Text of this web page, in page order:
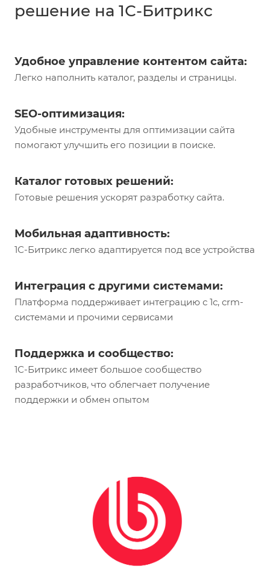
решение на 1С-Битрикс
Удобное управление контентом сайта:
Легко наполнить каталог, разделы и страницы.
SEO-оптимизация:
Удобные инструменты для оптимизации сайта
помогают улучшить его позиции в поиске.
Каталог готовых решений:
Готовые решения ускорят разработку сайта.
Мобильная адаптивность:
1С-Битрикс легко адаптируется под все устройства
Интеграция с другими системами:
Платформа поддерживает интеграцию с 1с, crm-
системами и прочими сервисами
Поддержка и сообщество:
1С-Битрикс имеет большое сообщество
разработчиков, что облегчает получение
поддержки и обмен опытом